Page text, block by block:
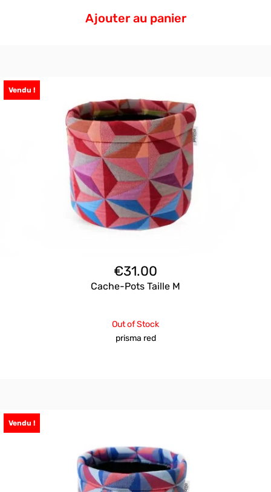
Ajouter au panier
Vendu !
€31.00
Cache-Pots Taille M
Out of Stock
prisma red
Vendu !